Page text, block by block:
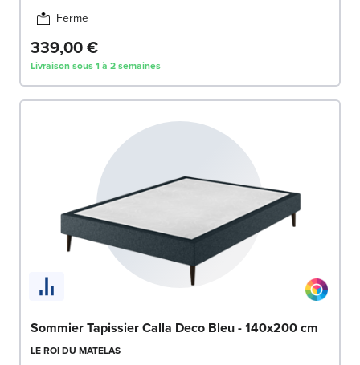
Ferme
339,00 €
Livraison sous 1 à 2 semaines
Sommier Tapissier Calla Deco Bleu - 140x200 cm
LE ROI DU MATELAS